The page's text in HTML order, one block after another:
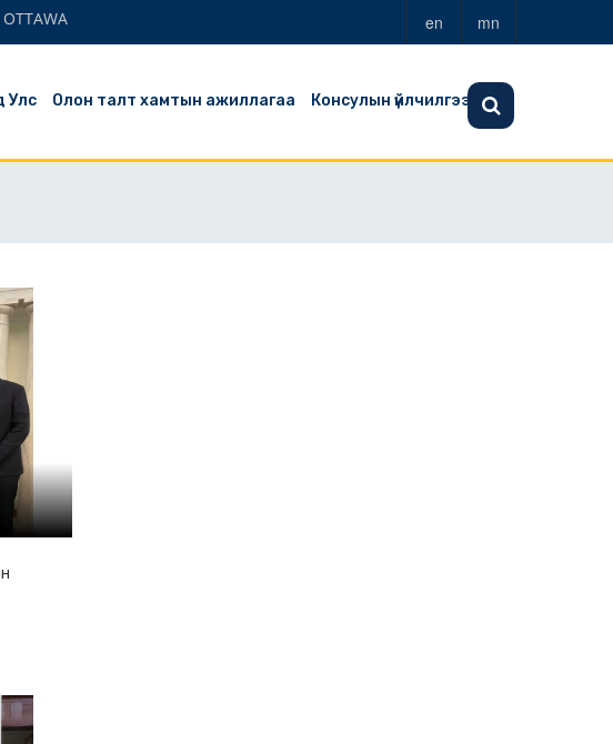
en mn
Улс Олон талт хамтын ажиллагаа Консулын үйлчилгээ